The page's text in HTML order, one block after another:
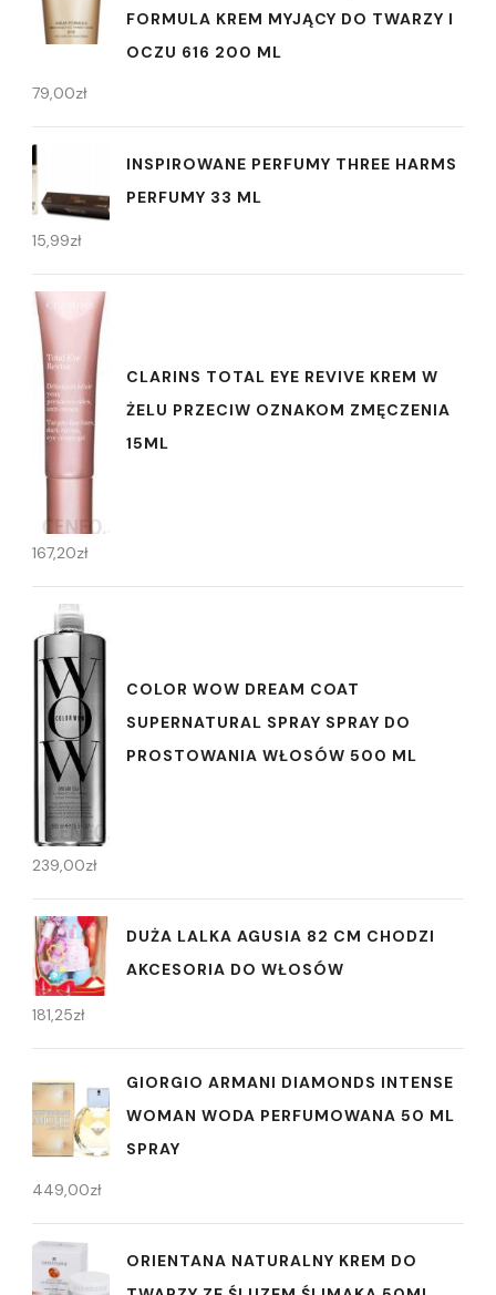
FORMULA KREM MYJĄCY DO TWARZY I
OCZU 616 200 ML
79,00zł
INSPIROWANE PERFUMY THREE HARMS
PERFUMY 33 ML
15,99zł
CLARINS TOTAL EYE REVIVE KREM W
ŻELU PRZECIW OZNAKOM ZMĘCZENIA
15ML
167,20zł
COLOR WOW DREAM COAT
SUPERNATURAL SPRAY SPRAY DO
PROSTOWANIA WŁOSÓW 500 ML
239,00zł
DUŻA LALKA AGUSIA 82 CM CHODZI
AKCESORIA DO WŁOSÓW
181,25zł
GIORGIO ARMANI DIAMONDS INTENSE
WOMAN WODA PERFUMOWANA 50 ML
SPRAY
449,00zł
ORIENTANA NATURALNY KREM DO